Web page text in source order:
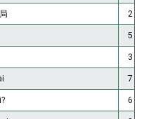
2
5
3
7
6